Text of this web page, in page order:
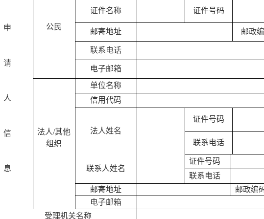
申
请
人
信
息
公民
证件名称 证件号码
邮寄地址 邮政
联系电话
电子邮箱
法人/其他
组织
单位名称
信用代码
法人姓名
证件号码
联系电话
联系人姓名
证件号码
联系电话
邮寄地址
邮政编
电子邮箱
受理机关名称